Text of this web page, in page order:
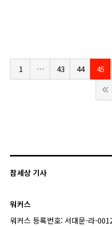
1 … 43 44 45
참세상 기사
워커스
워커스 등록번호: 서대문-라-